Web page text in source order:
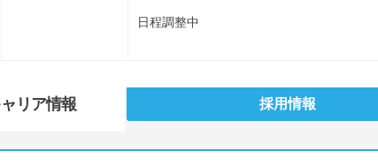
日程調整中
リア情報 採用情報